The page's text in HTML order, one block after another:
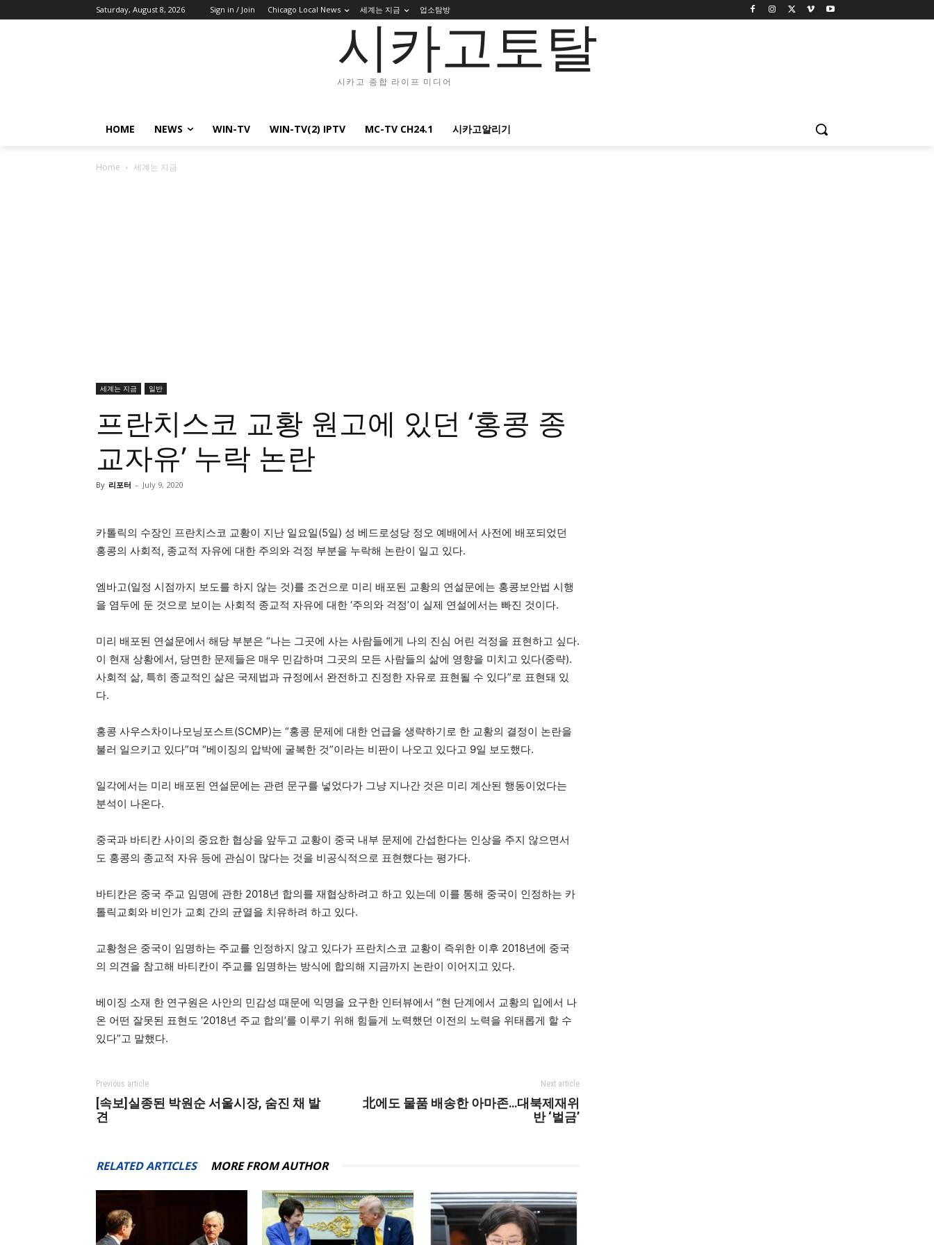
Saturday, August 8, 2026 Sign in / Join Chicago Local News 세계는 지금 업소탐방
시카고토탈
시카고 종합 라이프 미디어
HOME NEWS WIN-TV WIN-TV(2) IPTV MC-TV CH24.1 시카고알리기
Home 세계는 지금
세계는 지금 일반
프란치스코 교황 원고에 있던 ‘홍콩 종
교자유’ 누락 논란
By 리포터 - July 9, 2020
카톨릭의 수장인 프란치스코 교황이 지난 일요일(5일) 성 베드로성당 정오 예배에서 사전에 배포되었던
홍콩의 사회적, 종교적 자유에 대한 주의와 걱정 부분을 누락해 논란이 일고 있다.
엠바고(일정 시점까지 보도를 하지 않는 것)를 조건으로 미리 배포된 교황의 연설문에는 홍콩보안법 시행
을 염두에 둔 것으로 보이는 사회적 종교적 자유에 대한 ‘주의와 걱정’이 실제 연설에서는 빠진 것이다.
미리 배포된 연설문에서 해당 부분은 “나는 그곳에 사는 사람들에게 나의 진심 어린 걱정을 표현하고 싶다.
이 현재 상황에서, 당면한 문제들은 매우 민감하며 그곳의 모든 사람들의 삶에 영향을 미치고 있다(중략).
사회적 삶, 특히 종교적인 삶은 국제법과 규정에서 완전하고 진정한 자유로 표현될 수 있다”로 표현돼 있
다.
홍콩 사우스차이나모닝포스트(SCMP)는 “홍콩 문제에 대한 언급을 생략하기로 한 교황의 결정이 논란을
불러 일으키고 있다”며 “베이징의 압박에 굴복한 것”이라는 비판이 나오고 있다고 9일 보도했다.
일각에서는 미리 배포된 연설문에는 관련 문구를 넣었다가 그냥 지나간 것은 미리 계산된 행동이었다는
분석이 나온다.
중국과 바티칸 사이의 중요한 협상을 앞두고 교황이 중국 내부 문제에 간섭한다는 인상을 주지 않으면서
도 홍콩의 종교적 자유 등에 관심이 많다는 것을 비공식적으로 표현했다는 평가다.
바티칸은 중국 주교 임명에 관한 2018년 합의를 재협상하려고 하고 있는데 이를 통해 중국이 인정하는 카
톨릭교회와 비인가 교회 간의 균열을 치유하려 하고 있다.
교황청은 중국이 임명하는 주교를 인정하지 않고 있다가 프란치스코 교황이 즉위한 이후 2018년에 중국
의 의견을 참고해 바티칸이 주교를 임명하는 방식에 합의해 지금까지 논란이 이어지고 있다.
베이징 소재 한 연구원은 사안의 민감성 때문에 익명을 요구한 인터뷰에서 “현 단계에서 교황의 입에서 나
온 어떤 잘못된 표현도 ‘2018년 주교 합의’를 이루기 위해 힘들게 노력했던 이전의 노력을 위태롭게 할 수
있다”고 말했다.
Previous article
[속보]실종된 박원순 서울시장, 숨진 채 발
견
Next article
北에도 물품 배송한 아마존…대북제재위
반 ‘벌금’
RELATED ARTICLES MORE FROM AUTHOR